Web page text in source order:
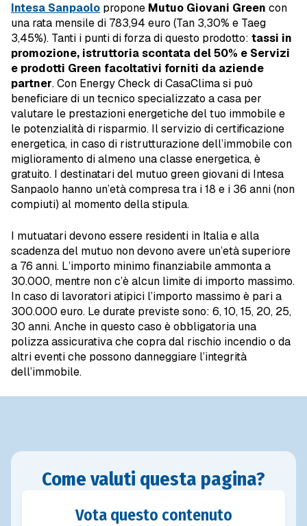
Intesa Sanpaolo propone Mutuo Giovani Green con
una rata mensile di 783,94 euro (Tan 3,30% e Taeg
3,45%). Tanti i punti di forza di questo prodotto: tassi in
promozione, istruttoria scontata del 50% e Servizi
e prodotti Green facoltativi forniti da aziende
partner. Con Energy Check di CasaClima si può
beneficiare di un tecnico specializzato a casa per
valutare le prestazioni energetiche del tuo immobile e
le potenzialità di risparmio. Il servizio di certificazione
energetica, in caso di ristrutturazione dell’immobile con
miglioramento di almeno una classe energetica, è
gratuito. I destinatari del mutuo green giovani di Intesa
Sanpaolo hanno un’età compresa tra i 18 e i 36 anni (non
compiuti) al momento della stipula.
I mutuatari devono essere residenti in Italia e alla
scadenza del mutuo non devono avere un’età superiore
a 76 anni. L’importo minimo finanziabile ammonta a
30.000, mentre non c’è alcun limite di importo massimo.
In caso di lavoratori atipici l’importo massimo è pari a
300.000 euro. Le durate previste sono: 6, 10, 15, 20, 25,
30 anni. Anche in questo caso è obbligatoria una
polizza assicurativa che copra dal rischio incendio o da
altri eventi che possono danneggiare l’integrità
dell’immobile.
Come valuti questa pagina?
Vota questo contenuto